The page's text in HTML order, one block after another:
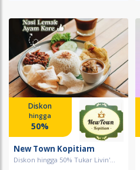
Diskon
hingga
50%
New Town Kopitiam
Diskon hingga 50% Tukar Livin'...